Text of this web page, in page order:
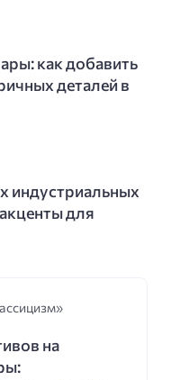
как добавить
деталей в
индустриальных
для
на